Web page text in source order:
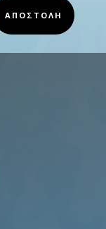
ΑΠΟΣΤΟΛΗ